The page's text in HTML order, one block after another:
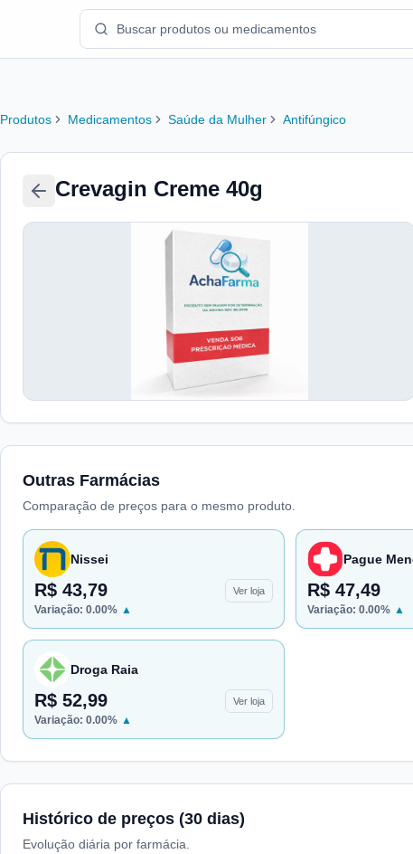
Produtos Medicamentos Saúde da Mulher Antifúngico
Crevagin Creme 40g
Outras Farmácias
Comparação de preços para o mesmo produto.
Nissei
R$ 43,79 Ver loja
Variação: 0.00% ▲
Pague
R$ 47,49
Variação: 0.00% ▲
Droga Raia
R$ 52,99 Ver loja
Variação: 0.00% ▲
Histórico de preços (30 dias)
Evolução diária por farmácia.